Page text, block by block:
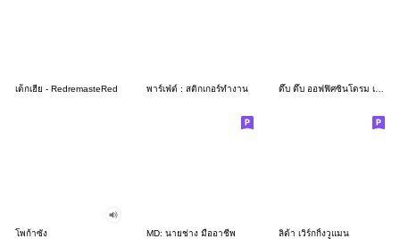
เด็กเฮีย - RedremasteRed พาร์เฟ่ต์ : สติกเกอร์ทำงาน ดึ๊บ ดึ๊บ ออฟฟิศซินโดรม เจ็ด
โพก้าซัง MD: นายช่าง มืออาชีพ ลิต้า เวิร์กกิ้งวูแมน